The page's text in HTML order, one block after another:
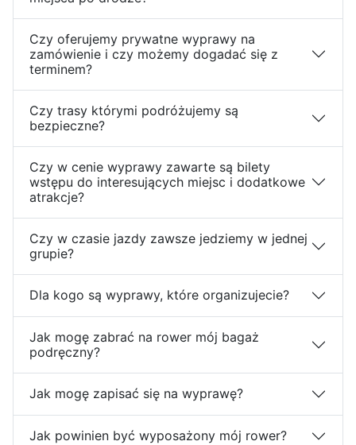
Czy oferujemy prywatne wyprawy na
zamówienie i czy możemy dogadać się z
terminem?
Czy trasy którymi podróżujemy są
bezpieczne?
Czy w cenie wyprawy zawarte są bilety
wstępu do interesujących miejsc i dodatkowe
atrakcje?
Czy w czasie jazdy zawsze jedziemy w jednej
grupie?
Dla kogo są wyprawy, które organizujecie?
Jak mogę zabrać na rower mój bagaż
podręczny?
Jak mogę zapisać się na wyprawę?
Jak powinien być wyposażony mój rower?